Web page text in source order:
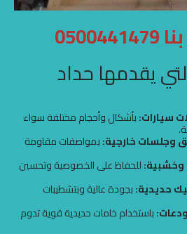
يقدمها حداد
بأشكال وأحجام مختلفة سواء
خارجية:بمواصفات مقاومة
للحفاظ على الخصوصية وتحسين
حديدية:بجودة عالية وبتشطيبات
باستخدام خامات حديدية قوية تدوم